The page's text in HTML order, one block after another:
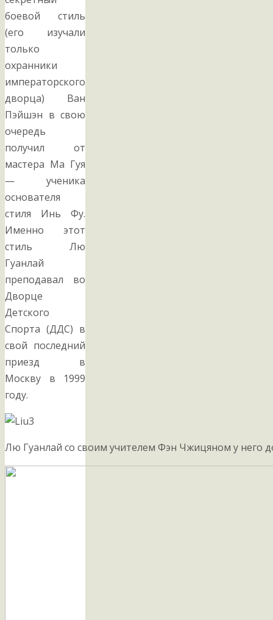
боевой стиль
(его изучали
только
охранники
императорского
дворца) Ван
Пэйшэн в свою
очередь
получил от
мастера Ма Гуя
— ученика
основателя
стиля Инь Фу.
Именно этот
стиль Лю
Гуанлай
преподавал во
Дворце
Детского
Спорта (ДДС) в
свой последний
приезд в
Москву в 1999
году.
Лю Гуанлай со своим учителем Фэн Чжицяном у него